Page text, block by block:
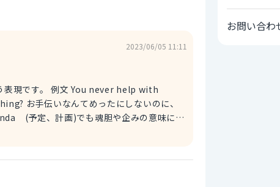
2023/06/05 11:11
never help with
wondering, what’s the catch? 今日、
お問い合わ